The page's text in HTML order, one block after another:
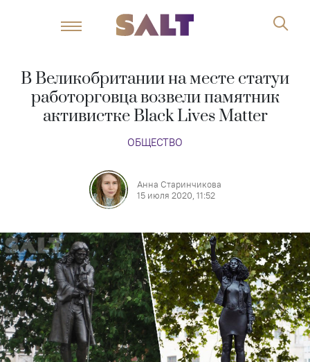
В Великобритании на месте статуи
работорговца возвели памятник
активистке Black Lives Matter
ОБЩЕСТВО
Анна Старинчикова
15 июля 2020, 11:52